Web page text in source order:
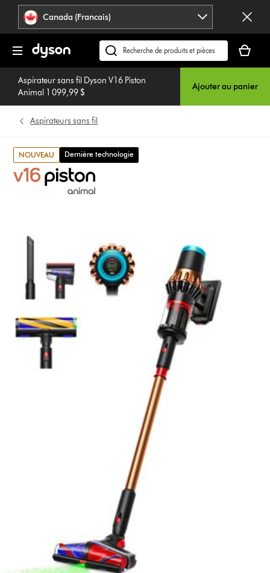
Veuillez
ou
appuyer
sauter
navigation.
Déclaration
relative
à
l’accessibilité
Canada (Francais)
Recherchez
des
produits
sur
notre
panier
est
Aspirateur sans fil Dyson V16 Piston
Animal 1 099,99 $
Ajouter au panier
Aspirateurs sans fil
NOUVEAU Dernière technologie